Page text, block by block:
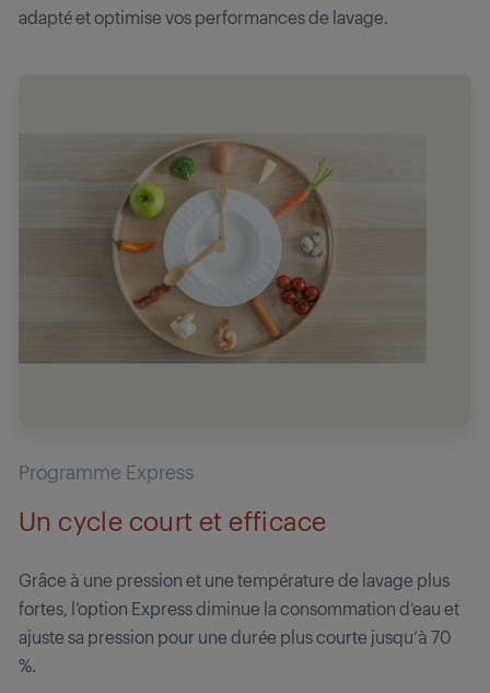
adapté et optimise vos performances de lavage.
Programme Express
Un cycle court et efficace
Grâce à une pression et une température de lavage plus
fortes, l’option Express diminue la consommation d’eau et
ajuste sa pression pour une durée plus courte jusqu’à 70
%.